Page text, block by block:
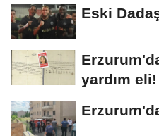
Eski
yardım